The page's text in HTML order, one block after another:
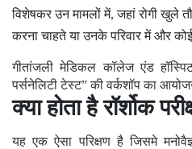
विशेषकर उन मामलों में, जहां रोगी खुले
करना चाहते या उनके परिवार में और कोई
गीतांजली मेडिकल कॉलेज एंड
पर्सनेलिटी टेस्ट” की वर्कशॉप का
क्या होता है रॉर्शोक
यह एक ऐसा परिक्षण है जिसमे